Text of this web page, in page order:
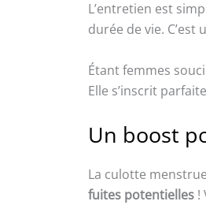
L’entretien est
durée de vie.
Étant femmes
Elle s’inscrit
Un boost
La culotte
fuites potentielles !